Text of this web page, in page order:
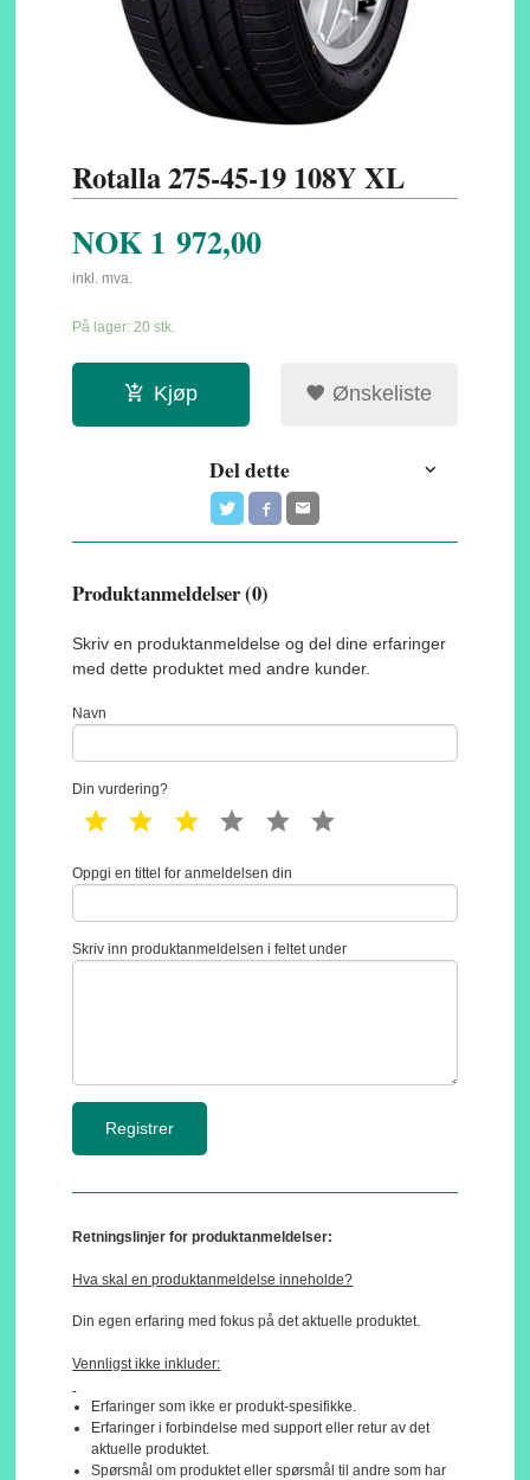
Rotalla 275-45-19 108Y XL
NOK 1 972,00
inkl. mva.
På lager: 20 stk.
Kjøp Ønskeliste
Del dette
Produktanmeldelser (0)
Skriv en produktanmeldelse og del dine erfaringer
med dette produktet med andre kunder.
Navn
Din vurdering?
1 star 2 star 3 star 4 star 5 star
Oppgi en tittel for anmeldelsen din
Skriv inn produktanmeldelsen i feltet under
Retningslinjer for produktanmeldelser:
Hva skal en produktanmeldelse inneholde?
Din egen erfaring med fokus på det aktuelle produktet.
Vennligst ikke inkluder:
Erfaringer som ikke er produkt-spesifikke.
Erfaringer i forbindelse med support eller retur av det
aktuelle produktet.
Spørsmål om produktet eller spørsmål til andre som har